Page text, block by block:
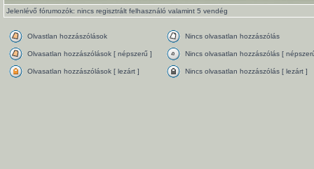
Jelenlévő fórumozók: nincs regisztrált felhasználó valamint 5 vendég
Olvastlan hozzászólások Nincs olvasatlan hozzászólás
Olvasatlan hozzászólások [ népszerű ] Nincs olvasatlan hozzászólás [
Olvasatlan hozzászólások [ lezárt ] Nincs olvasatlan hozzászólás [ lezárt ]